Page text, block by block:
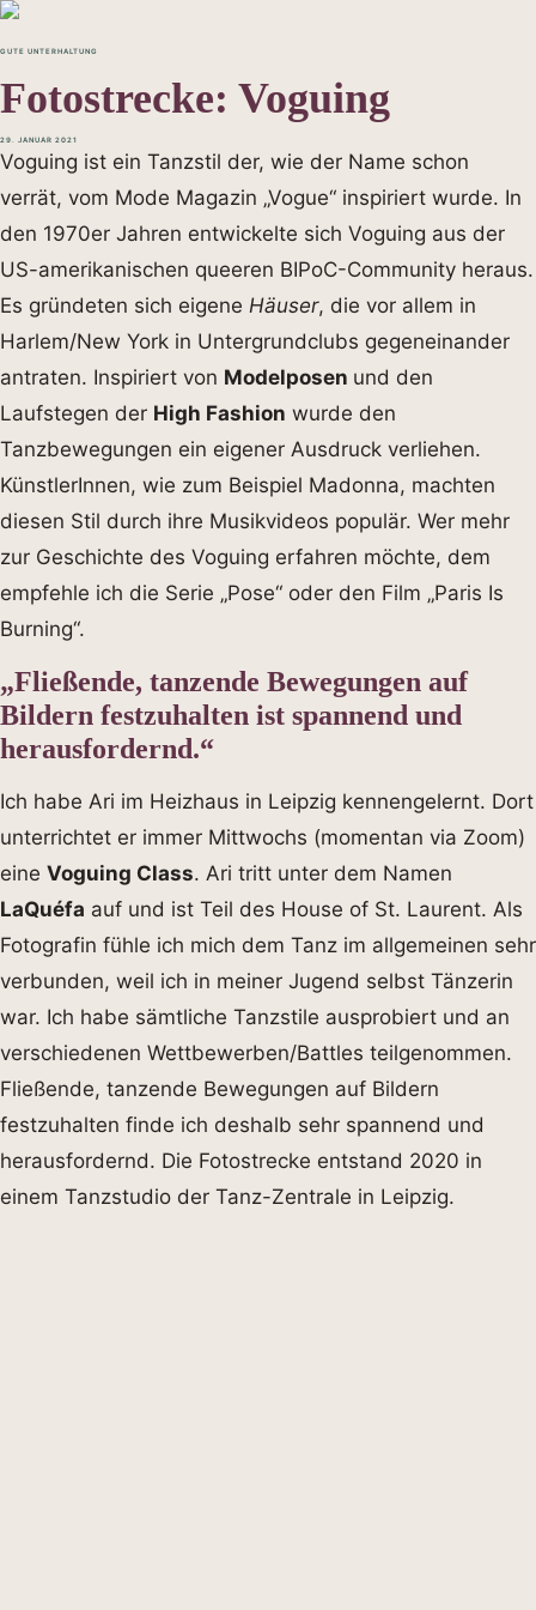
GUTE UNTERHALTUNG
Fotostrecke: Voguing
29. JANUAR 2021
Voguing ist ein Tanzstil der, wie der Name schon
verrät, vom Mode Magazin „Vogue“ inspiriert wurde. In
den 1970er Jahren entwickelte sich Voguing aus der
US-amerikanischen queeren BIPoC-Community heraus.
Es gründeten sich eigene Häuser, die vor allem in
Harlem/New York in Untergrundclubs gegeneinander
antraten. Inspiriert von Modelposen und den
Laufstegen der High Fashion wurde den
Tanzbewegungen ein eigener Ausdruck verliehen.
KünstlerInnen, wie zum Beispiel Madonna, machten
diesen Stil durch ihre Musikvideos populär. Wer mehr
zur Geschichte des Voguing erfahren möchte, dem
empfehle ich die Serie „Pose“ oder den Film „Paris Is
Burning“.
„Fließende, tanzende Bewegungen auf
Bildern festzuhalten ist spannend und
herausfordernd.“
Ich habe Ari im Heizhaus in Leipzig kennengelernt. Dort
unterrichtet er immer Mittwochs (momentan via Zoom)
eine Voguing Class. Ari tritt unter dem Namen
LaQuéfa auf und ist Teil des House of St. Laurent. Als
Fotografin fühle ich mich dem Tanz im allgemeinen sehr
verbunden, weil ich in meiner Jugend selbst Tänzerin
war. Ich habe sämtliche Tanzstile ausprobiert und an
verschiedenen Wettbewerben/Battles teilgenommen.
Fließende, tanzende Bewegungen auf Bildern
festzuhalten finde ich deshalb sehr spannend und
herausfordernd. Die Fotostrecke entstand 2020 in
einem Tanzstudio der Tanz-Zentrale in Leipzig.